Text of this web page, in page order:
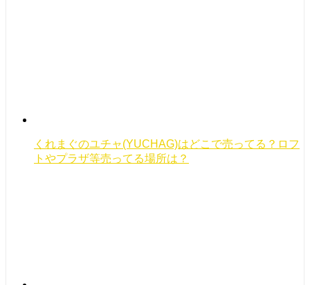
くれまぐのユチャ(YUCHAG)はどこで売ってる？ロフ
トやプラザ等売ってる場所は？